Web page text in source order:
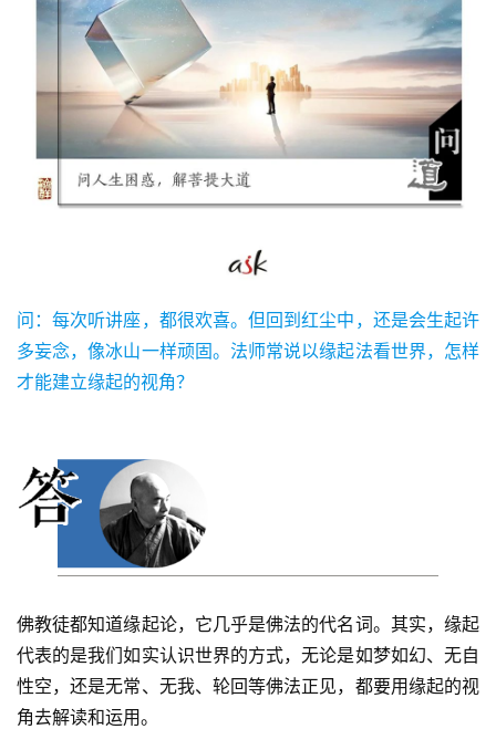
问：每次听讲座，都很欢喜。但回到红尘中，还是会生起许
多妄念，像冰山一样顽固。法师常说以缘起法看世界，怎样
才能建立缘起的视角？
佛教徒都知道缘起论，它几乎是佛法的代名词。其实，缘起
代表的是我们如实认识世界的方式，无论是如梦如幻、无自
性空，还是无常、无我、轮回等佛法正见，都要用缘起的视
角去解读和运用。